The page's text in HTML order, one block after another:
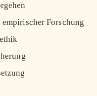
Forschung